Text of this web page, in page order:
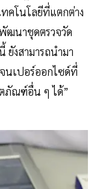
คโนโลยีที่แตกต่าง
ฒนาชุดตรวจวัด
ยังสามารถนำมา
นเปอร์ออกไซด์ที่
ภัณฑ์อื่น ๆ ได้”